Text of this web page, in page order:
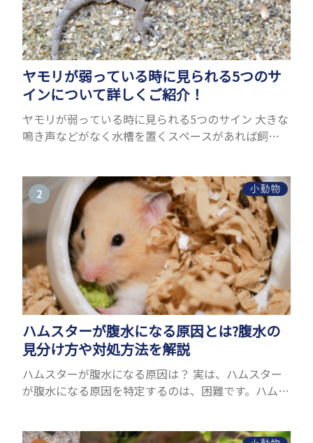
ヤモリが弱っている時に見られる5つのサ
インについて詳しくご紹介！
ヤモリが弱っている時に見られる5つのサイン 大きな
鳴き声などがなく水槽を置くスペースがあれば飼う
でしょうか...
小動物
ハムスターが腹水になる原因とは?腹水の
見分け方や対処方法を解説
ハムスターが腹水になる原因は？ 実は、ハムスター
が腹水になる原因を特定するのは、困難です。ハムス